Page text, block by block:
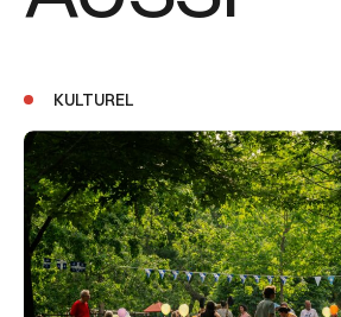
KULTUREL